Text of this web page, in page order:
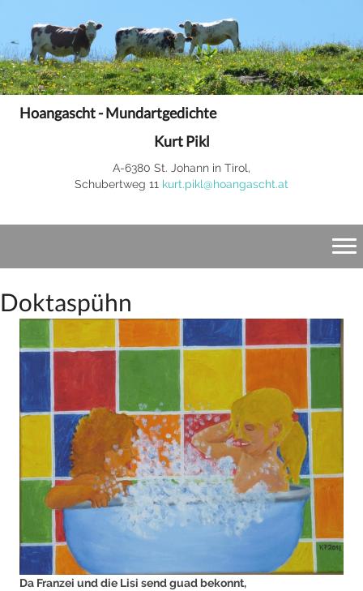
Hoangascht - Mundartgedichte
Kurt Pikl
A-6380 St. Johann in Tirol,
Schubertweg 11 kurt.pikl@hoangascht.at
Doktaspühn
Da Franzei und die Lisi send guad bekonnt,